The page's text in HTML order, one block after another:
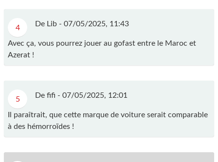
4 De Lib - 07/05/2025, 11:43
Avec ça, vous pourrez jouer au gofast entre le Maroc et
Azerat !
5 De fifi - 07/05/2025, 12:01
Il paraîtrait, que cette marque de voiture serait comparable
à des hémorroïdes !